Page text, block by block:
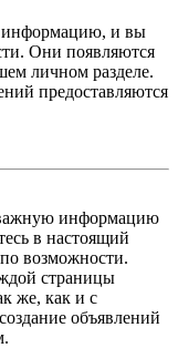
информацию, и вы
Они появляются
личном разделе.
предоставляются
информацию
в настоящий
возможности.
страницы
же, как и с
объявлений